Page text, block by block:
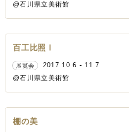
@石川県立美術館
百工比照Ⅰ
展覧会
2017.10.6 - 11.7
@石川県立美術館
棚の美